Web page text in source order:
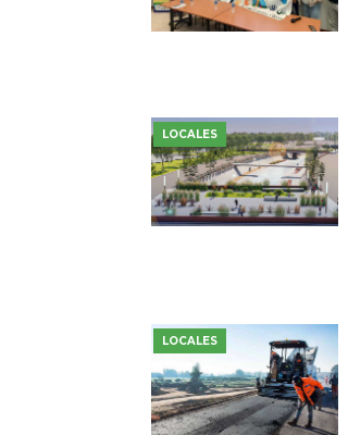
LOCALES
LOCALES